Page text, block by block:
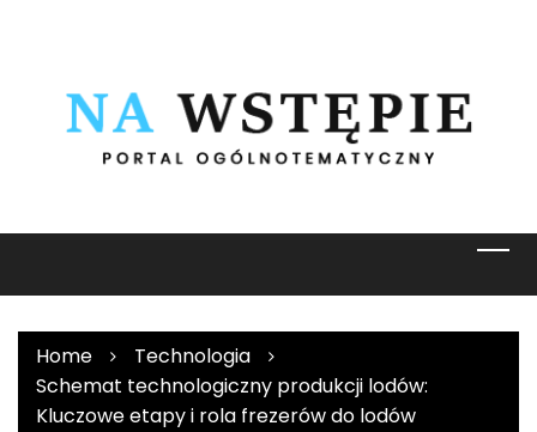
Home
Technologia
Schemat technologiczny produkcji lodów:
Kluczowe etapy i rola frezerów do lodów